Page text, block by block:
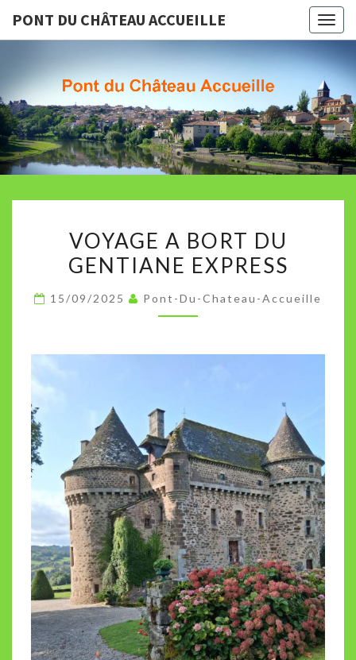
PONT DU CHÂTEAU ACCUEILLE
PONT
Association
Culturelle
De Pont Du
Chateau
A
BORT
VOYAGE A BORT DU
GENTIANE EXPRESS
15/09/2025 Pont-Du-Chateau-Accueille